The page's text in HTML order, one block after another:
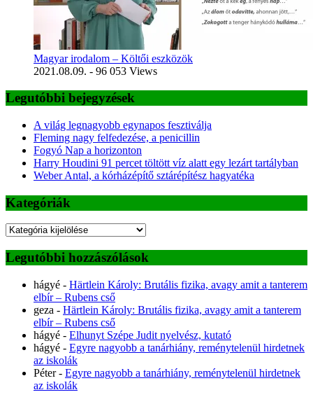
Magyar irodalom – Költői eszközök
2021.08.09. - 96 053 Views
Legutóbbi bejegyzések
A világ legnagyobb egynapos fesztiválja
Fleming nagy felfedezése, a penicillin
Fogyó Nap a horizonton
Harry Houdini 91 percet töltött víz alatt egy lezárt tartályban
Weber Antal, a kórházépítő sztárépítész hagyatéka
Kategóriák
Kategóriák
Legutóbbi hozzászólások
hágyé - Härtlein Károly: Brutális fizika, avagy amit a tanterem
elbír – Rubens cső
geza - Härtlein Károly: Brutális fizika, avagy amit a tanterem
elbír – Rubens cső
hágyé - Elhunyt Szépe Judit nyelvész, kutató
hágyé - Egyre nagyobb a tanárhiány, reménytelenül hirdetnek
az iskolák
Péter- Egyre nagyobb a tanárhiány, reménytelenül hirdetnek
az iskolák